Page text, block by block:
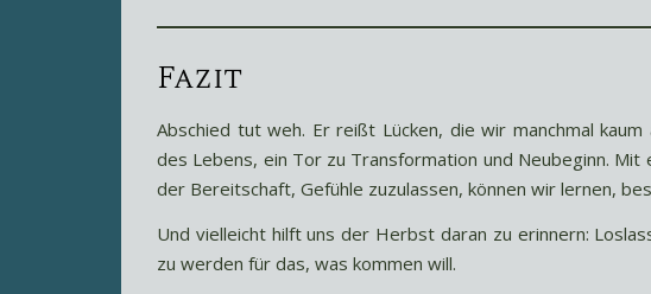
Fazit
Abschied tut weh. Er reißt Lücken, die wir manchmal
des Lebens, ein Tor zu Transformation und Neubeginn. Mit
der Bereitschaft, Gefühle zuzulassen, können wir lernen,
Und vielleicht hilft uns der Herbst daran zu erinnern:
zu werden für das, was kommen will.